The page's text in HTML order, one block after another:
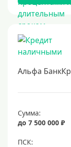
Альфа
Сумма:
до 7 500 000 ₽